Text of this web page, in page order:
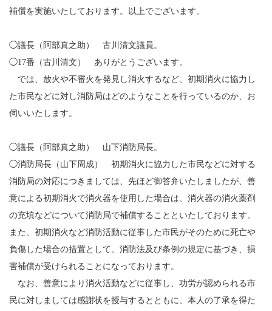
補償を実施いたしております。以上でございます。
◯議長（阿部真之助） 古川清文議員。
◯17番（古川清文） ありがとうございます。
では、放火や不審火を発見し消火するなど、初期消火に協力し
た市民などに対し消防局はどのようなことを行っているのか、お
伺いいたします。
◯議長（阿部真之助） 山下消防局長。
◯消防局長（山下周成） 初期消火に協力した市民などに対する
消防局の対応につきましては、先ほど御答弁いたしましたが、善
意による初期消火で消火器を使用した場合は、消火器の消火薬剤
の充填などについて消防局で補償することといたしております。
また、初期消火など消防活動に従事した市民がそのために死亡や
負傷した場合の措置として、消防法及び条例の規定に基づき、損
害補償が受けられることになっております。
なお、善意により消火活動などに従事し、功労が認められる市
民に対しましては感謝状を授与するとともに、本人の了承を得た